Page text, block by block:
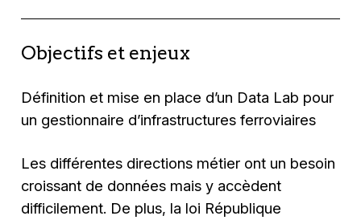
Objectifs et enjeux
Définition et mise en place d’un Data Lab pour
un gestionnaire d’infrastructures ferroviaires
Les différentes directions métier ont un besoin
croissant de données mais y accèdent
difficilement. De plus, la loi République